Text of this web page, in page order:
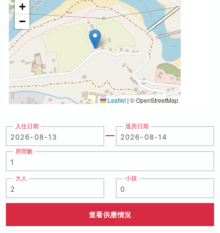
+
−
Leaflet | © OpenStreetMap
入住日期 退房日期
房間數
大人 小孩
查看供應情況